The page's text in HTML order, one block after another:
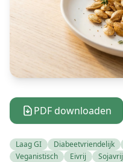
PDF downloaden
Laag GI Diabeetvriendelijk
Veganistisch
Eivrij Sojavrij